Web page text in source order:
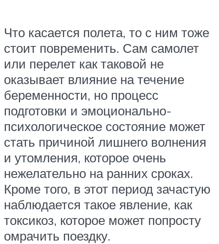
Что касается полета, то с ним тоже
стоит повременить. Сам самолет
или перелет как таковой не
оказывает влияние на течение
беременности, но процесс
подготовки и эмоционально-
психологическое состояние может
стать причиной лишнего волнения
и утомления, которое очень
нежелательно на ранних сроках.
Кроме того, в этот период зачастую
наблюдается такое явление, как
токсикоз, которое может попросту
омрачить поездку.